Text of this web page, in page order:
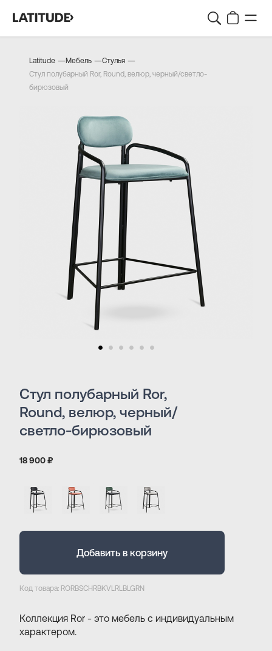
Latitude —Мебель —Стулья —
Стул полубарный Ror, Round, велюр, черный/светло-
бирюзовый
Стул полубарный Ror,
Round, велюр, черный/
светло-бирюзовый
18 900 ₽
Добавить в корзину
Код товара: RORBSCHRBKVLRLBLGRN
Коллекция Ror - это мебель с индивидуальным
характером.